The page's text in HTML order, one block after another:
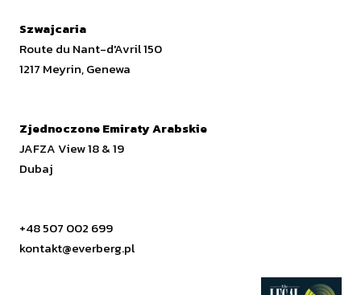
Szwajcaria
Route du Nant-d'Avril 150
1217 Meyrin, Genewa
Zjednoczone Emiraty Arabskie
JAFZA View 18 & 19
Dubaj
+48 507 002 699
kontakt@everberg.pl